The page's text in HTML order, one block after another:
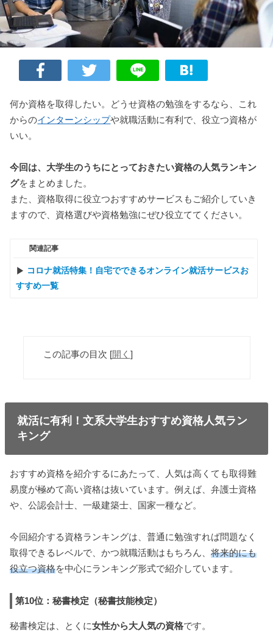
何か資格を取得したい。どうせ資格の勉強をするなら、これ
からのインターンシップや就職活動に有利で、役立つ資格が
いい。
今回は、大学生のうちにとっておきたい資格の人気ランキン
グをまとめました。
また、資格取得に役立つおすすめサービスもご紹介していき
ますので、資格選びや資格勉強にぜひ役立ててください。
関連記事
コロナ就活特集！自宅でできるオンライン就活サービスお
すすめ一覧
この記事の目次 [開く ]
就活に有利！文系大学生おすすめ資格人気ラン
キング
おすすめ資格を紹介するにあたって、人気は高くても取得難
易度が極めて高い資格は抜いています。例えば、弁護士資格
や、公認会計士、一級建築士、国家一種など。
今回紹介する資格ランキングは、普通に勉強すれば問題なく
取得できるレベルで、かつ就職活動はもちろん、将来的にも
役立つ資格を中心にランキング形式で紹介しています。
第10位：秘書検定（秘書技能検定）
秘書検定は、とくに女性から大人気の資格です。